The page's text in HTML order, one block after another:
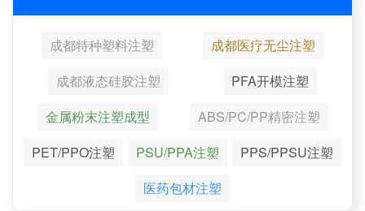
成都特种塑料注塑
成都医疗无尘注塑
成都液态硅胶注塑
PFA开模注塑
金属粉末注塑成型
ABS/PC/PP精密注塑
PET/PPO注塑
PSU/PPA注塑
PPS/PPSU注塑
医药包材注塑